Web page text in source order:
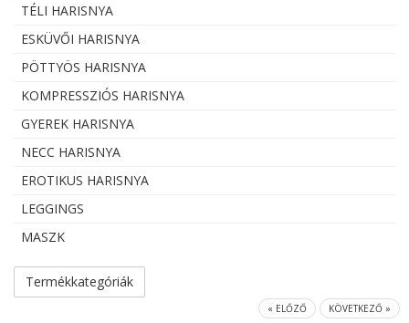
TÉLI HARISNYA
ESKÜVŐI HARISNYA
PÖTTYÖS HARISNYA
KOMPRESSZIÓS HARISNYA
GYEREK HARISNYA
NECC HARISNYA
EROTIKUS HARISNYA
LEGGINGS
MASZK
Termékkategóriák
« ELŐZŐ KÖVETKEZŐ »